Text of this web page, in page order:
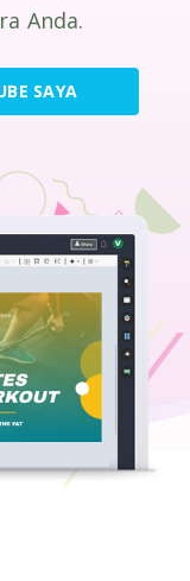
Anda.
SAYA